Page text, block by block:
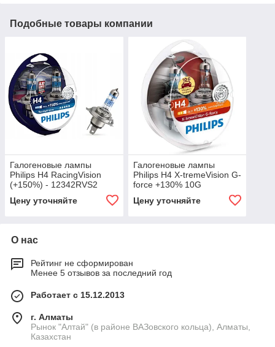
Подобные товары компании
Галогеновые лампы
Philips H4 RacingVision
(+150%) - 12342RVS2
Цену уточняйте
Галогеновые лампы
Philips H4 X-tremeVision G-
force +130% 10G
виброустойчивые лампы
(пласт. бокс) 2 шт.
Цену уточняйте
О нас
Рейтинг не сформирован
Менее 5 отзывов за последний год
Работает с 15.12.2013
г. Алматы
Рынок "Алтай" (в районе ВАЗовского кольца), Алматы,
Казахстан